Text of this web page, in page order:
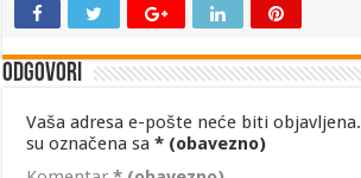
Odgovori
Vaša adresa e-pošte neće biti objavljena.
su označena sa* (obavezno)